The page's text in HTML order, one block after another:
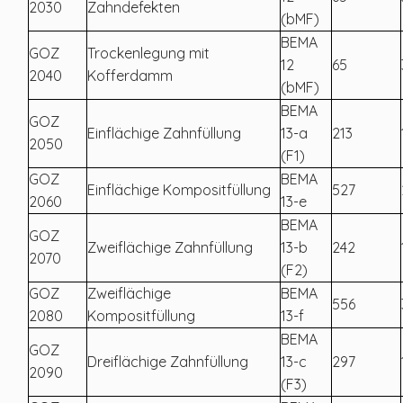
2030 Zahndefekten
(bMF)
GOZ
2040
Trockenlegung mit
Kofferdamm
BEMA
12
(bMF)
65
GOZ
2050
Einflächige Zahnfüllung
BEMA
13-a
(F1)
213
GOZ
2060
Einflächige Kompositfüllung
BEMA
13-e
527
GOZ
2070
Zweiflächige Zahnfüllung
BEMA
13-b
(F2)
242
GOZ
2080
Zweiflächige
Kompositfüllung
BEMA
13-f
556
GOZ
2090
Dreiflächige Zahnfüllung
BEMA
13-c
(F3)
297